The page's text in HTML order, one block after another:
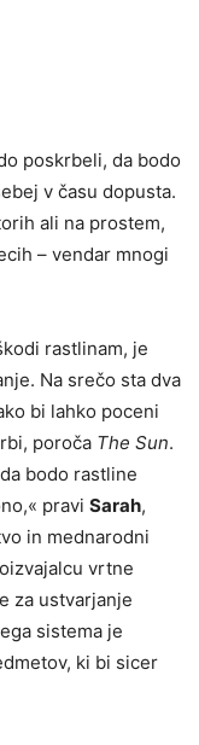
poskrbeli, da bodo
v času dopusta.
ali na prostem,
– vendar mnogi
rastlinam, je
Na srečo sta dva
bi lahko poceni
poroča The Sun.
bodo rastline
pravi Sarah,
in mednarodni
vrtne
za ustvarjanje
sistema je
ki bi sicer